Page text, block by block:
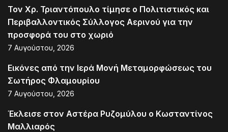
Τον Χρ. Τριαντόπουλο τίμησε ο Πολιτιστικός και
Περιβαλλοντικός Σύλλογος Αερινού για την
προσφορά του στο χωριό
7 Αυγούστου, 2026
Εικόνες από την Ιερά Μονή Μεταμορφώσεως του
Σωτήρος Φλαμουρίου
7 Αυγούστου, 2026
Έκλεισε στον Αστέρα Ρυζομύλου ο Κωσταντίνος
Μαλλιαρός